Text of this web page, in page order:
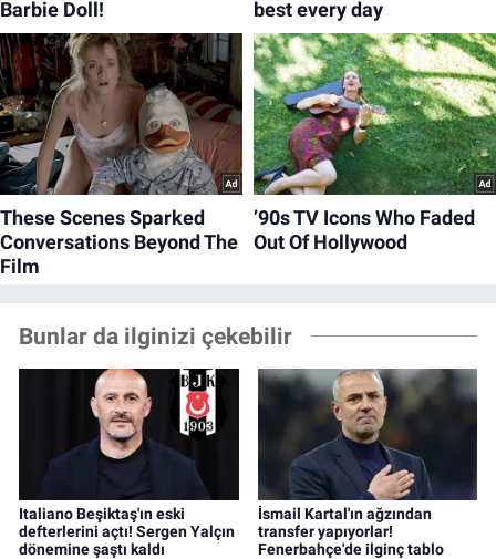
Bunlar da ilginizi çekebilir
Italiano Beşiktaş'ın eski
defterlerini açtı! Sergen Yalçın
dönemine şaştı kaldı
İsmail Kartal'ın ağzından
transfer yapıyorlar!
Fenerbahçe'de ilginç tablo